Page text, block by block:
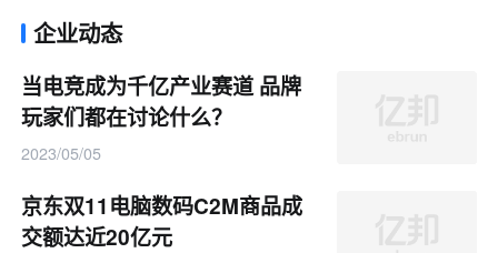
企业动态
当电竞成为千亿产业赛道 品牌
玩家们都在讨论什么？
2023/05/05
京东双11电脑数码C2M商品成
交额达近20亿元